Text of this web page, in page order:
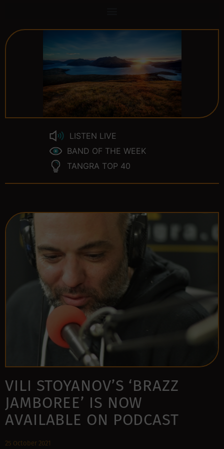
LISTEN LIVE
BAND OF THE WEEK
TANGRA TOP 40
VILI STOYANOV’S ‘BRAZZ
JAMBOREE’ IS NOW
AVAILABLE ON PODCAST
25 October 2021